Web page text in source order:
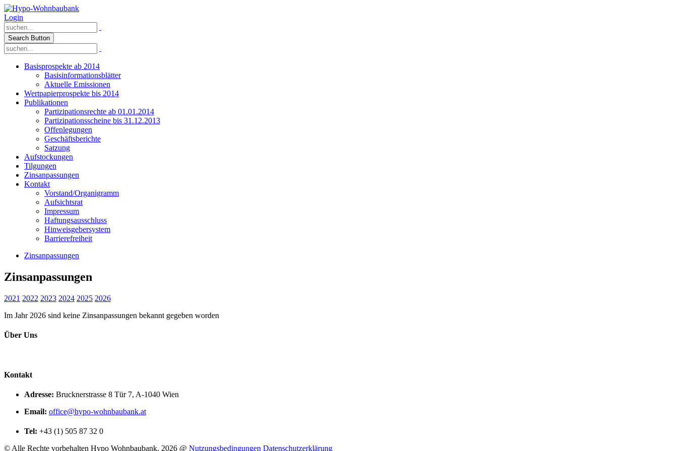
Login
Search Button
Basisprospekte ab 2014
Basisinformationsblätter
Aktuelle Emissionen
Wertpapierprospekte bis 2014
Publikationen
Partizipationsrechte ab 01.01.2014
Partizipationsscheine bis 31.12.2013
Offenlegungen
Geschäftsberichte
Satzung
Aufstockungen
Tilgungen
Zinsanpassungen
Kontakt
Vorstand/Organigramm
Aufsichtsrat
Impressum
Haftungsausschluss
Hinweisgebersystem
Barrierefreiheit
Zinsanpassungen
Zinsanpassungen
2021 2022 2023 2024 2025 2026
Im Jahr 2026 sind keine Zinsanpassungen bekannt gegeben worden
Über Uns
Kontakt
Adresse: Brucknerstrasse 8 Tür 7, A-1040 Wien
Email: office@hypo-wohnbaubank.at
Tel: +43 (1) 505 87 32 0
© Alle Rechte vorbehalten Hypo Wohnbaubank, 2026 @ Nutzungsbedingungen Datenschutzerklärung